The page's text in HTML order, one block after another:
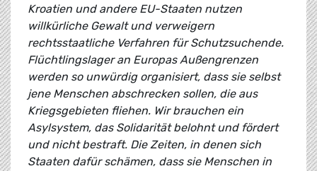
Kroatien und andere EU-Staaten nutzen
willkürliche Gewalt und verweigern
rechtsstaatliche Verfahren für Schutzsuchende.
Flüchtlingslager an Europas Außengrenzen
werden so unwürdig organisiert, dass sie selbst
jene Menschen abschrecken sollen, die aus
Kriegsgebieten fliehen. Wir brauchen ein
Asylsystem, das Solidarität belohnt und fördert
und nicht bestraft. Die Zeiten, in denen sich
Staaten dafür schämen, dass sie Menschen in